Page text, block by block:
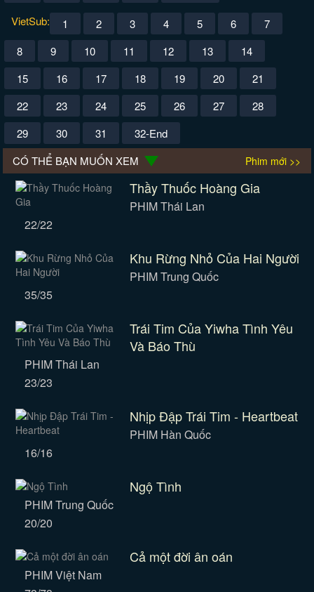
VietSub:
1 2 3 4 5 6
7
8
9 10 11 12 13
14
15
16 17 18 19 20
21
22
23 24 25 26 27
28
29
30 31
32-End
CÓ THỂ BẠN MUỐN XEM
Phim mới >>
Thầy Thuốc Hoàng Gia
PHIM Thái Lan
22/22
Khu Rừng Nhỏ Của Hai Người
PHIM Trung Quốc
35/35
Trái Tim Của Yiwha Tình Yêu
Và Báo Thù
PHIM Thái Lan
23/23
Nhịp Đập Trái Tim - Heartbeat
PHIM Hàn Quốc
16/16
Ngộ Tình
PHIM Trung Quốc
20/20
Cả một đời ân oán
PHIM Việt Nam